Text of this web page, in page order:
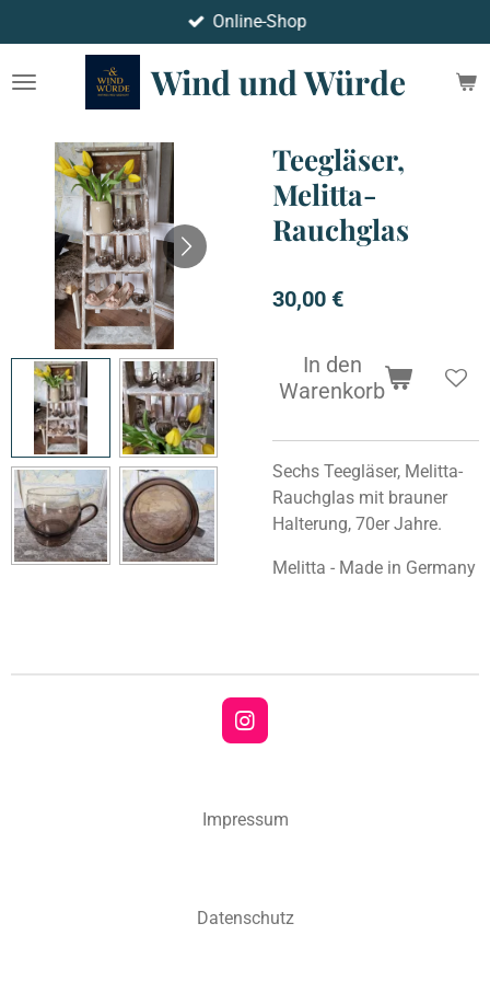
Hauptinhalt
springen
Wind und Würde
Online-Shop
Teegläser,
Melitta-
Rauchglas
30,00 €
In den
Warenkorb
Sechs Teegläser, Melitta-
Rauchglas mit brauner
Halterung, 70er Jahre.
Melitta - Made in Germany
I
n
a
Impressum
Datenschutz